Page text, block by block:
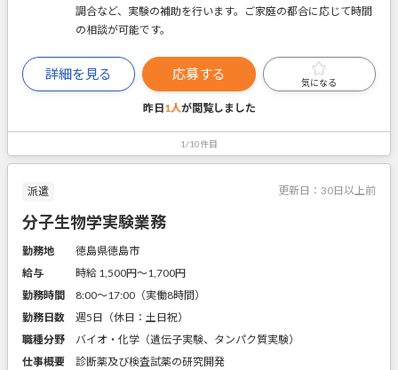
調合など、実験の補助を行います。ご家庭の都合に応じて時間
の相談が可能です。
詳細を見る 応募する
気になる
昨日1人が閲覧しました
1/10件目
派遣 更新日： 30日以上前
分子生物学実験業務
勤務地
徳島県徳島市
給与
時給 1,500円〜1,700円
勤務時間
8:00～17:00（実働8時間）
勤務日数
週5日（休日：土日祝）
職種分野
バイオ・化学（遺伝子実験、タンパク質実験）
仕事概要
診断薬及び検査試薬の研究開発